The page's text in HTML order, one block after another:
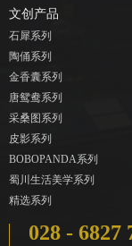
文创产品
石犀系列
陶俑系列
金香囊系列
唐鸳鸯系列
采桑图系列
皮影系列
BOBOPANDA系列
蜀川生活美学系列
精选系列
028 - 6827